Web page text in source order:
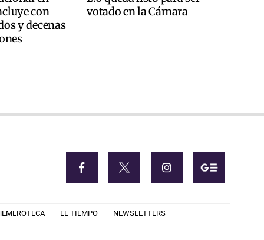
con
y decenas
votado en la Cámara
EL TIEMPO NEWSLETTERS